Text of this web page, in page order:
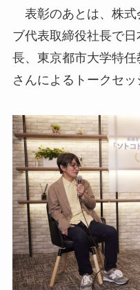
表彰のあとは、株式
ブ代表取締役社長で
長、東京都市大学特
さんによるトークセッ